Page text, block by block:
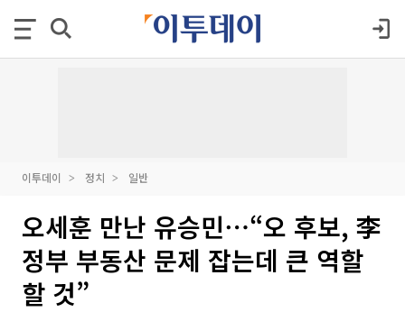
이투데이 정치 일반
오세훈 만난 유승민⋯“오 후보, 李
정부 부동산 문제 잡는데 큰 역할
할 것”